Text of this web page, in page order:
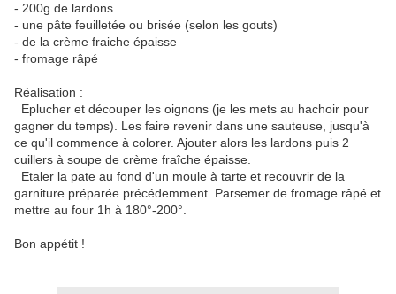
- 200g de lardons
- une pâte feuilletée ou brisée (selon les gouts)
- de la crème fraiche épaisse
- fromage râpé
Réalisation :
Eplucher et découper les oignons (je les mets au hachoir pour
gagner du temps). Les faire revenir dans une sauteuse, jusqu'à
ce qu'il commence à colorer. Ajouter alors les lardons puis 2
cuillers à soupe de crème fraîche épaisse.
Etaler la pate au fond d'un moule à tarte et recouvrir de la
garniture préparée précédemment. Parsemer de fromage râpé et
mettre au four 1h à 180°-200°.
Bon appétit !